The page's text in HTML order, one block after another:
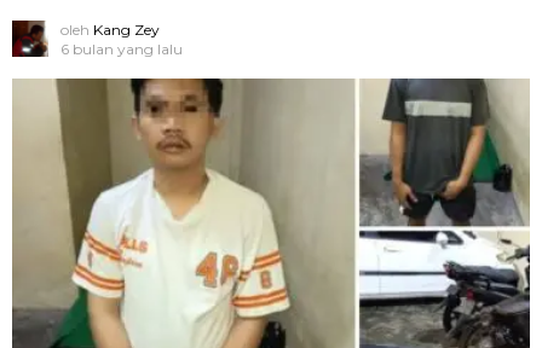
oleh Kang Zey
6 bulan yang lalu